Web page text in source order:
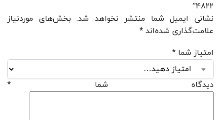
4822”
نشانی ایمیل شما منتشر نخواهد شد. بخش‌های موردنیاز
علامت‌گذاری شده‌اند *
امتیاز شما *
دیدگاه شما *